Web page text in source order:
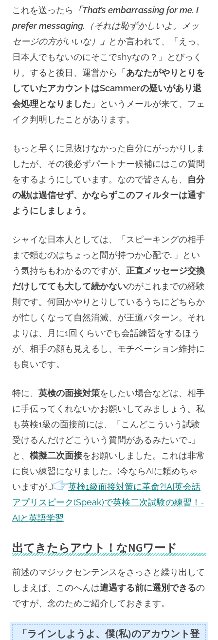
これを送ったら
「That’s embarrassing for me. I
prefer messaging. （それは恥ずかしいよ。メッ
セージの方がいいな）
」 とか言われて、「えっ、
日本人でもないのにそこでshyなの？」とびっく
り。すると後日、運営から「あなたがやりとりを
していたアカウントはScammerの疑いがあり退
会処理となりました 」というメールが来て、フェ
イク判明したことがあります。
もっと早くに見抜けなかった自分にがっかりしま
したが、その後必ずパートナー候補にはこの質問
をするようにしています。なので皆さんも、 自分
の勘は過信せず、かならずこのフィルターは通す
ようにしましょう。
シャイな日本人としては、「スピーキングの相手
まで頼むのはちょっと間が持つか心配で…」とい
う気持ちもわかるのですが、 正直メッセージ交換
だけしてても大して続かないのがこれまでの経験
則です。何回かやりとりしているうちにどちらか
が忙しくなって自然消滅、が王道パターン。それ
よりは、月に1回くらいでも会話練習をするほう
が、相手の顔も見えるし、モチベーション維持に
も良いです。
特に、 英検の面接対策をしたい場合などは、相手
に手伝ってくれないかお願いしてみましょう。私
も英検1級の面接前には、「こんどこういう試験
受けるんだけどこういう質問があるみたいで…」
と、 模擬二次面接をお願いしました。これは非常
に良い練習になりました。(今ならAIに頼めちゃ
いますが…)
英検1級面接対策に革命?!AI英会話
アプリスピーク(Speak)で英検二次試験の練習！-
AIと英語学習
出てきたらアウト！なNGワード
前述のマジックセンテンスをさっさと繰り出して
しまえば、このへんは遭遇する前に選別できるの
ですが、念のためご紹介しておきます。
「ラインしようよ、僕(私)のアカウント登